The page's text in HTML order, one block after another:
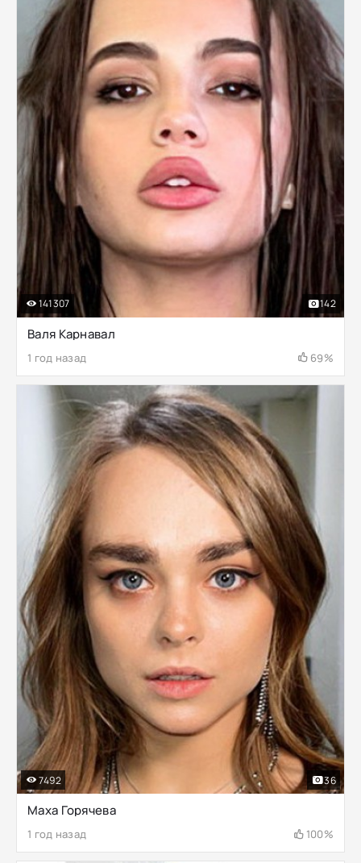
Валя Карнавал
1 год назад 69%
141307 142
Маха Горячева
1 год назад 100%
7492 36